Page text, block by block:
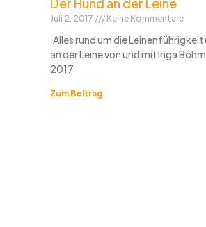
Juli 2, 2017 Keine Kommentare
Alles rund um die
an der Leine von und mit Inga
2017
Zum Beitrag